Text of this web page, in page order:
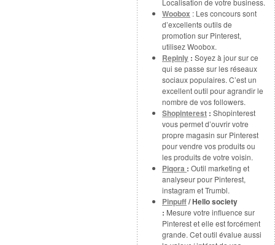
Woobox : Les concours sont
d’excellents outils de
promotion sur Pinterest,
utilisez Woobox.
Repinly : Soyez à jour sur ce
qui se passe sur les réseaux
sociaux populaires. C’est un
excellent outil pour agrandir le
nombre de vos followers.
Shopinterest : Shopinterest
vous permet d’ouvrir votre
propre magasin sur Pinterest
pour vendre vos produits ou
les produits de votre voisin.
Piqora : Outil marketing et
analyseur pour Pinterest,
instagram et Trumbl.
Pinpuff/ Hello society
: Mesure votre influence sur
Pinterest et elle est forcément
grande. Cet outil évalue aussi